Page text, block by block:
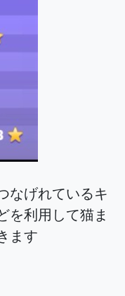
なげれているキ
を利用して猫ま
ます